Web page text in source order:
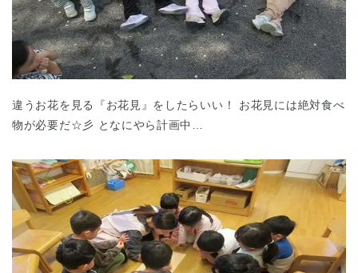
違うお花を見る『お花見』をしたらいい！ お花見には絶対食べ
物が必要だ☆彡 となにやら計画中…